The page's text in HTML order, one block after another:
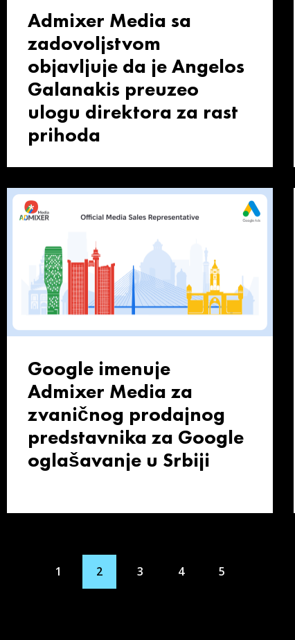
Admixer Media sa
zadovoljstvom
objavljuje da je Angelos
Galanakis preuzeo
ulogu direktora za rast
prihoda
Google imenuje
Admixer Media za
zvaničnog prodajnog
predstavnika za Google
oglašavanje u Srbiji
1 2 3 4 5